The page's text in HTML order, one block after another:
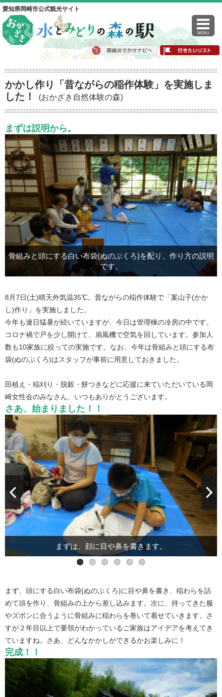
愛知県岡崎市公式観光サイト
MENU
かかし作り「昔ながらの稲作体験」を実施しま
した！
(おかざき自然体験の森)
まずは説明から。
骨組みと頭にする白い布袋(ぬのぶくろ)を配り、作り方の説明
です。
8月7日(土)晴天外気温35℃。昔ながらの稲作体験で「案山子(かか
し)作り」を実施しました。
今年も連日猛暑が続いていますが、今日は管理棟の冷房の中です。
コロナ禍で戸を少し開けて、扇風機で空気を回しています。参加人
数も10家族に絞っての実施です。なお、今年は骨組みと頭にする布
袋(ぬのぶくろ)はスタッフが事前に用意しておきました。
田植え・稲刈り・脱穀・餅つきなどに応援に来ていただいている岡
崎女性会のみなさん、いつもありがとうございます。
さあ、始まりました！！
まずは、顔に目や鼻を書きます。
頭にする布袋(ぬのぶくろ)に稲わらをつめて骨組に差し込みま
す。
体に稲わらを巻き付けていきます。
服を着せます。
最後はズボン！！
みなさん、もうすぐ完成かな。苦労した分、達成感がありま
す。
まず、頭にする白い布袋(ぬのぶくろ)に目や鼻を書き、稲わらを詰
めて頭を作り、骨組みの上から差し込みます。次に、持ってきた服
やズボンに合うように骨組みに稲わらを巻いて着せていきます。さ
すが２年目以上で要領がわかっているご家族はアイデアを考えてき
ていますね。さあ、どんなかかしができるかお楽しみに！
完成！！